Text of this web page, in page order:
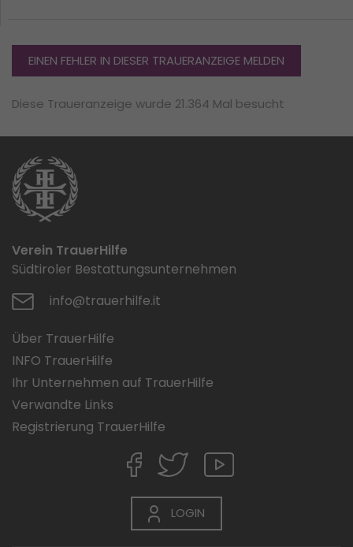
EINEN FEHLER IN DIESER TRAUERANZEIGE MELDEN
Diese Traueranzeige wurde 21.364 Mal besucht
Verein TrauerHilfe
Südtiroler Bestattungsunternehmen
info@trauerhilfe.it
Über TrauerHilfe
INFO TrauerHilfe
Ihr Unternehmen auf TrauerHilfe
Verwandte Links
Registrierung TrauerHilfe
LOGIN